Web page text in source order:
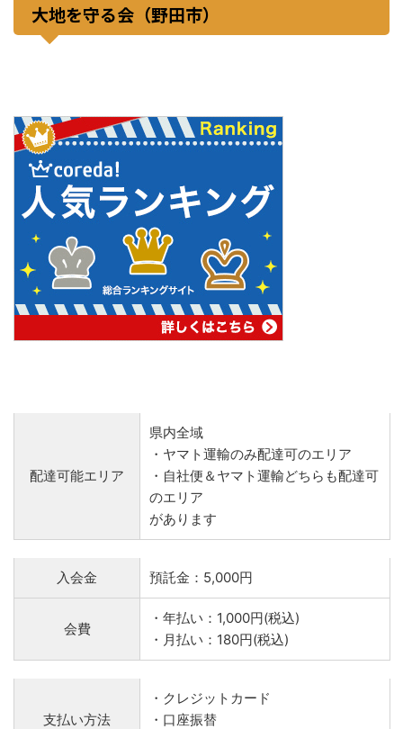
大地を守る会（野田市）
配達可能エリア
県内全域
・ヤマト運輸のみ配達可のエリア
・自社便＆ヤマト運輸どちらも配達可
のエリア
があります
入会金 預託金：5,000円
会費
・年払い：1,000円(税込)
・月払い：180円(税込)
支払い方法
・クレジットカード
・口座振替